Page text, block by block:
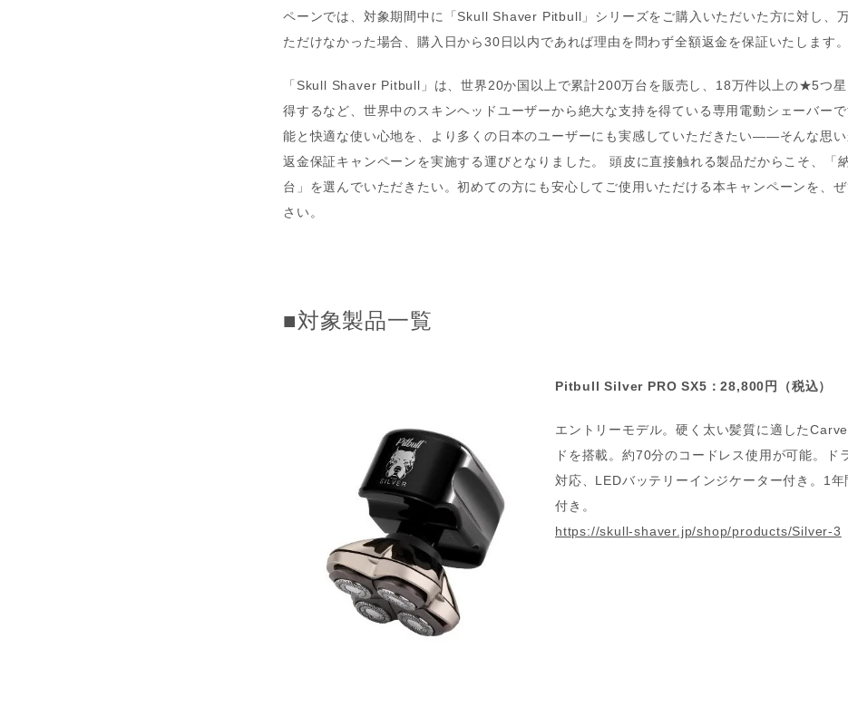
ペーンでは、対象期間中に「Skull Shaver Pitbull」シリーズをご購入いただいた方に対し、
ただけなかった場合、購入日から30日以内であれば理由を問わず全額返金を保証いたします。
「Skull Shaver Pitbull」は、世界20か国以上で累計200万台を販売し、18万件以上の★5つ
得するなど、世界中のスキンヘッドユーザーから絶大な支持を得ている専用電動シェーバー
能と快適な使い心地を、より多くの日本のユーザーにも実感していただきたい——そんな思
返金保証キャンペーンを実施する運びとなりました。 頭皮に直接触れる製品だからこそ、「
台」を選んでいただきたい。初めての方にも安心してご使用いただける本キャンペーンを、
さい。
■対象製品一覧
Pitbull Silver PROSX5：28,800円（税込）
エントリーモデル。硬く太い髪質に適した
ドを搭載。約70分のコードレス使用が可能。ド
対応、LEDバッテリーインジケーター付き。1年
付き。
https://skull-shaver.jp/shop/products/Silver-3